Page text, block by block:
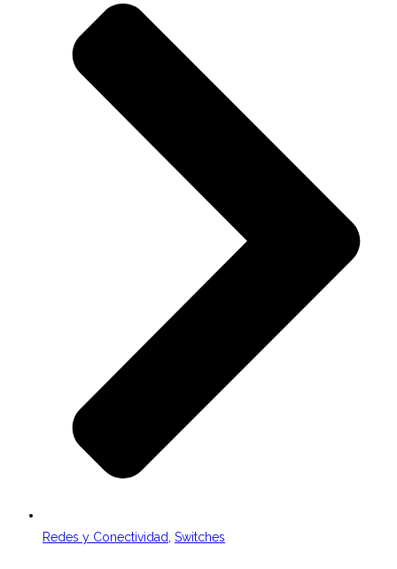
Redes y Conectividad, Switches